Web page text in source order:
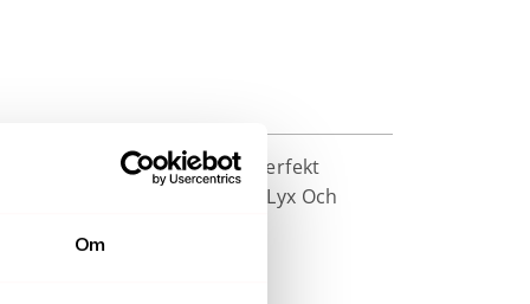
Om
Högkvalitativ Metallram, Perfekt
Cigarettetui Kombinerar Lyx Och